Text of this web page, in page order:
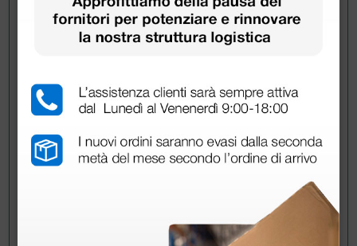
spray fuori dall'uso?
Doctor Shop- 18/07/2022
Buongiorno,
trattandosi di un contenitore pressurizzato, è
necessario che il prodotto venga conservato al riparo